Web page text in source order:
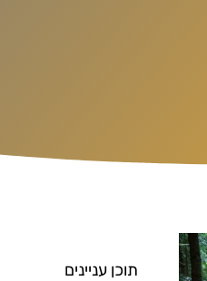
תוכן עניינים